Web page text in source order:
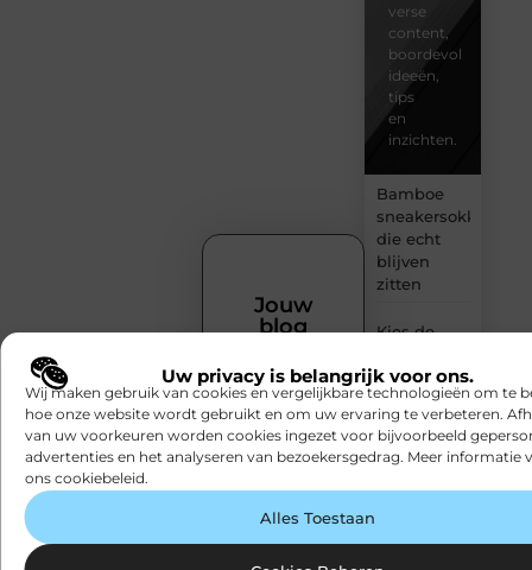
Uw privacy is belangrijk voor ons.
Wij maken gebruik van cookies en vergelijkbare technologieën om te
hoe onze website wordt gebruikt en om uw ervaring te verbeteren.
van uw voorkeuren worden cookies ingezet voor bijvoorbeeld
advertenties en het analyseren van bezoekersgedrag. Meer informatie
ons cookiebeleid.
Alles Toestaan
verse
content,
boordevol
ideeën,
tips
en
inzichten.
Bamboe
sneakersokken
die echt
blijven
zitten
Kies de
tussenjas
voor heren
123theorie:
Slim je
theorie
Jouw
blog
een
podium!
Heb jij iets
te delen?
Laat jouw
stem
horen op
Publiceer